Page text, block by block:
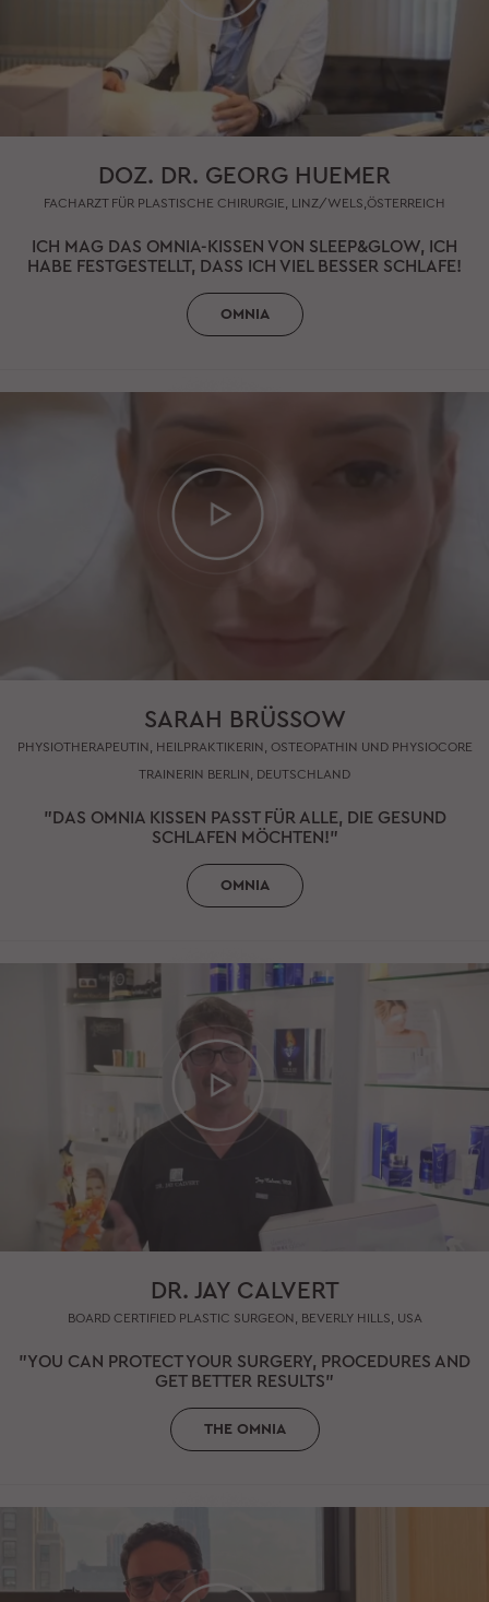
DOZ. DR. GEORG HUEMER
FACHARZT FÜR PLASTISCHE CHIRURGIE, LINZ/WELS,ÖSTERREICH
ICH MAG DAS OMNIA-KISSEN VON SLEEP&GLOW, ICH
HABE FESTGESTELLT, DASS ICH VIEL BESSER SCHLAFE!
OMNIA
SARAH BRÜSSOW
PHYSIOTHERAPEUTIN, HEILPRAKTIKERIN, OSTEOPATHIN UND PHYSIOCORE
TRAINERIN BERLIN, DEUTSCHLAND
"DAS OMNIA KISSEN PASST FÜR ALLE, DIE GESUND
SCHLAFEN MÖCHTEN!"
OMNIA
DR. JAY CALVERT
BOARD CERTIFIED PLASTIC SURGEON, BEVERLY HILLS, USA
"YOU CAN PROTECT YOUR SURGERY, PROCEDURES AND
GET BETTER RESULTS"
THE OMNIA